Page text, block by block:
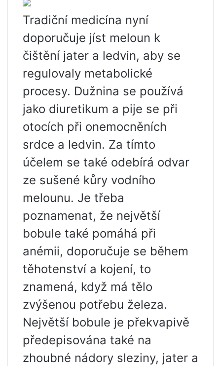
Tradiční medicína nyní
doporučuje jíst meloun k
čištění jater a ledvin, aby se
regulovaly metabolické
procesy. Dužnina se používá
jako diuretikum a pije se při
otocích při onemocněních
srdce a ledvin. Za tímto
účelem se také odebírá odvar
ze sušené kůry vodního
melounu. Je třeba
poznamenat, že největší
bobule také pomáhá při
anémii, doporučuje se během
těhotenství a kojení, to
znamená, když má tělo
zvýšenou potřebu železa.
Největší bobule je překvapivě
předepisována také na
zhoubné nádory sleziny, jater a